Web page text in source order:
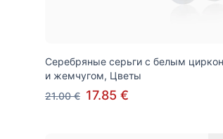
Серебряные серьги с белым
и жемчугом, Цветы
21.00 € 17.85 €